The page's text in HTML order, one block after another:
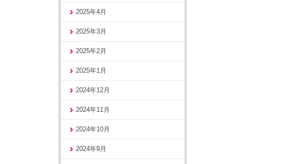
2025年4月
2025年3月
2025年2月
2025年1月
2024年12月
2024年11月
2024年10月
2024年9月